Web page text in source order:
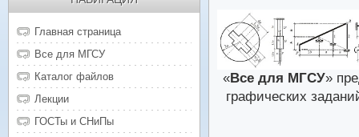
«Все для МГСУ»
графических
Главная страница
Все для МГСУ
Каталог файлов
Лекции
ГОСТы и СНиПы